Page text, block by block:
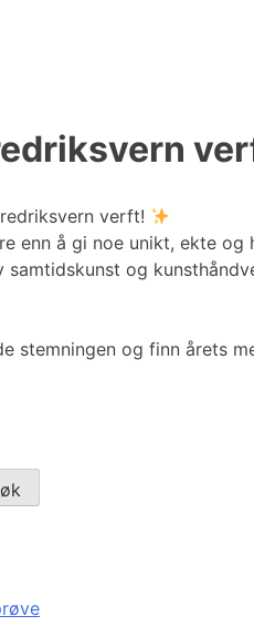
verft!
enn å gi noe unikt, ekte
samtidskunst og
stemningen og finn årets